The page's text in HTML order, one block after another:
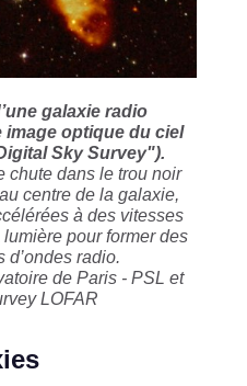
galaxie radio
optique du ciel
Sky Survey").
chute dans le trou noir
centre de la galaxie,
à des vitesses
pour former des
d’ondes radio.
de Paris - PSL et
LOFAR